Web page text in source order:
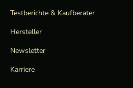
Testberichte & Kaufberater
Hersteller
Newsletter
Karriere